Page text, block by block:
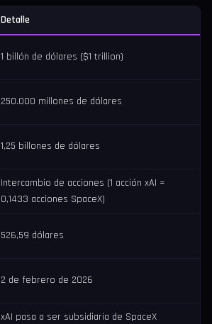
Detalle
1 billón de dólares ($1 trillion)
250.000 millones de dólares
1,25 billones de dólares
Intercambio de acciones (1 acción xAI =
0,1433 acciones SpaceX)
526,59 dólares
2 de febrero de 2026
xAI pasa a ser subsidiaria de SpaceX